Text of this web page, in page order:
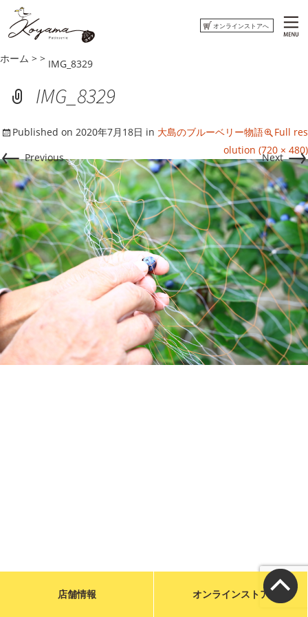
ホーム > > IMG_8329
IMG_8329
Published on 2020年7月18日 in 大島のブルーベリー物語
Full res
olution (720 × 480)
←Previous Next→
オンラインストアへ
ホーム
コヤマ菓子店について
おしらせ
ウミネコまがじん
はまぐりもなかくっきー
オンラインストアへ
メールで問い合わせる
お店に電話をかける
店舗情報 オンラインストア